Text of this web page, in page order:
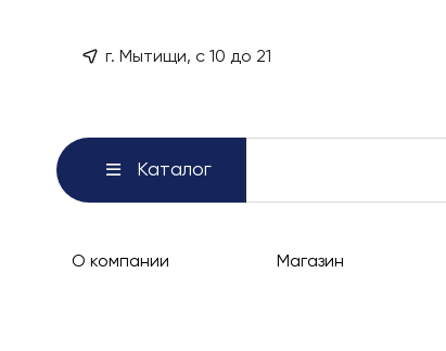
г. Мытищи, с 10 до 21
Каталог
О компании Магазин